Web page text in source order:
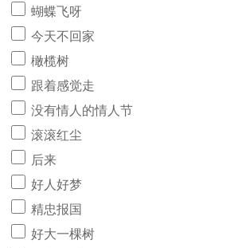
蝴蝶飞呀
今天不回家
橄榄树
跟着感觉走
没有情人的情人节
滚滚红尘
后来
好人好梦
精忠报国
好大一棵树